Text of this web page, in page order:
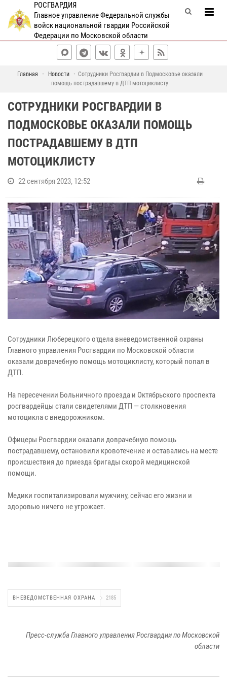
РОСГВАРДИЯ
Главное управление Федеральной службы
войск национальной гвардии Российской
Федерации по Московской области
Главная Новости
Сотрудники Росгвардии в Подмосковье оказали
помощь пострадавшему в ДТП мотоциклисту
СОТРУДНИКИ РОСГВАРДИИ В
ПОДМОСКОВЬЕ ОКАЗАЛИ ПОМОЩЬ
ПОСТРАДАВШЕМУ В ДТП
МОТОЦИКЛИСТУ
22 сентября 2023, 12:52
Сотрудники Люберецкого отдела вневедомственной охраны
Главного управления Росгвардии по Московской области
оказали доврачебную помощь мотоциклисту, который попал в
ДТП.
На пересечении Больничного проезда и Октябрьского проспекта
росгвардейцы стали свидетелями ДТП — столкновения
мотоцикла с внедорожником.
Офицеры Росгвардии оказали доврачебную помощь
пострадавшему, остановили кровотечение и оставались на месте
происшествия до приезда бригады скорой медицинской
помощи.
Медики госпитализировали мужчину, сейчас его жизни и
здоровью ничего не угрожает.
ВНЕВЕДОМСТВЕННАЯ ОХРАНА 2185
Пресс-служба Главного управления Росгвардии по Московской
области